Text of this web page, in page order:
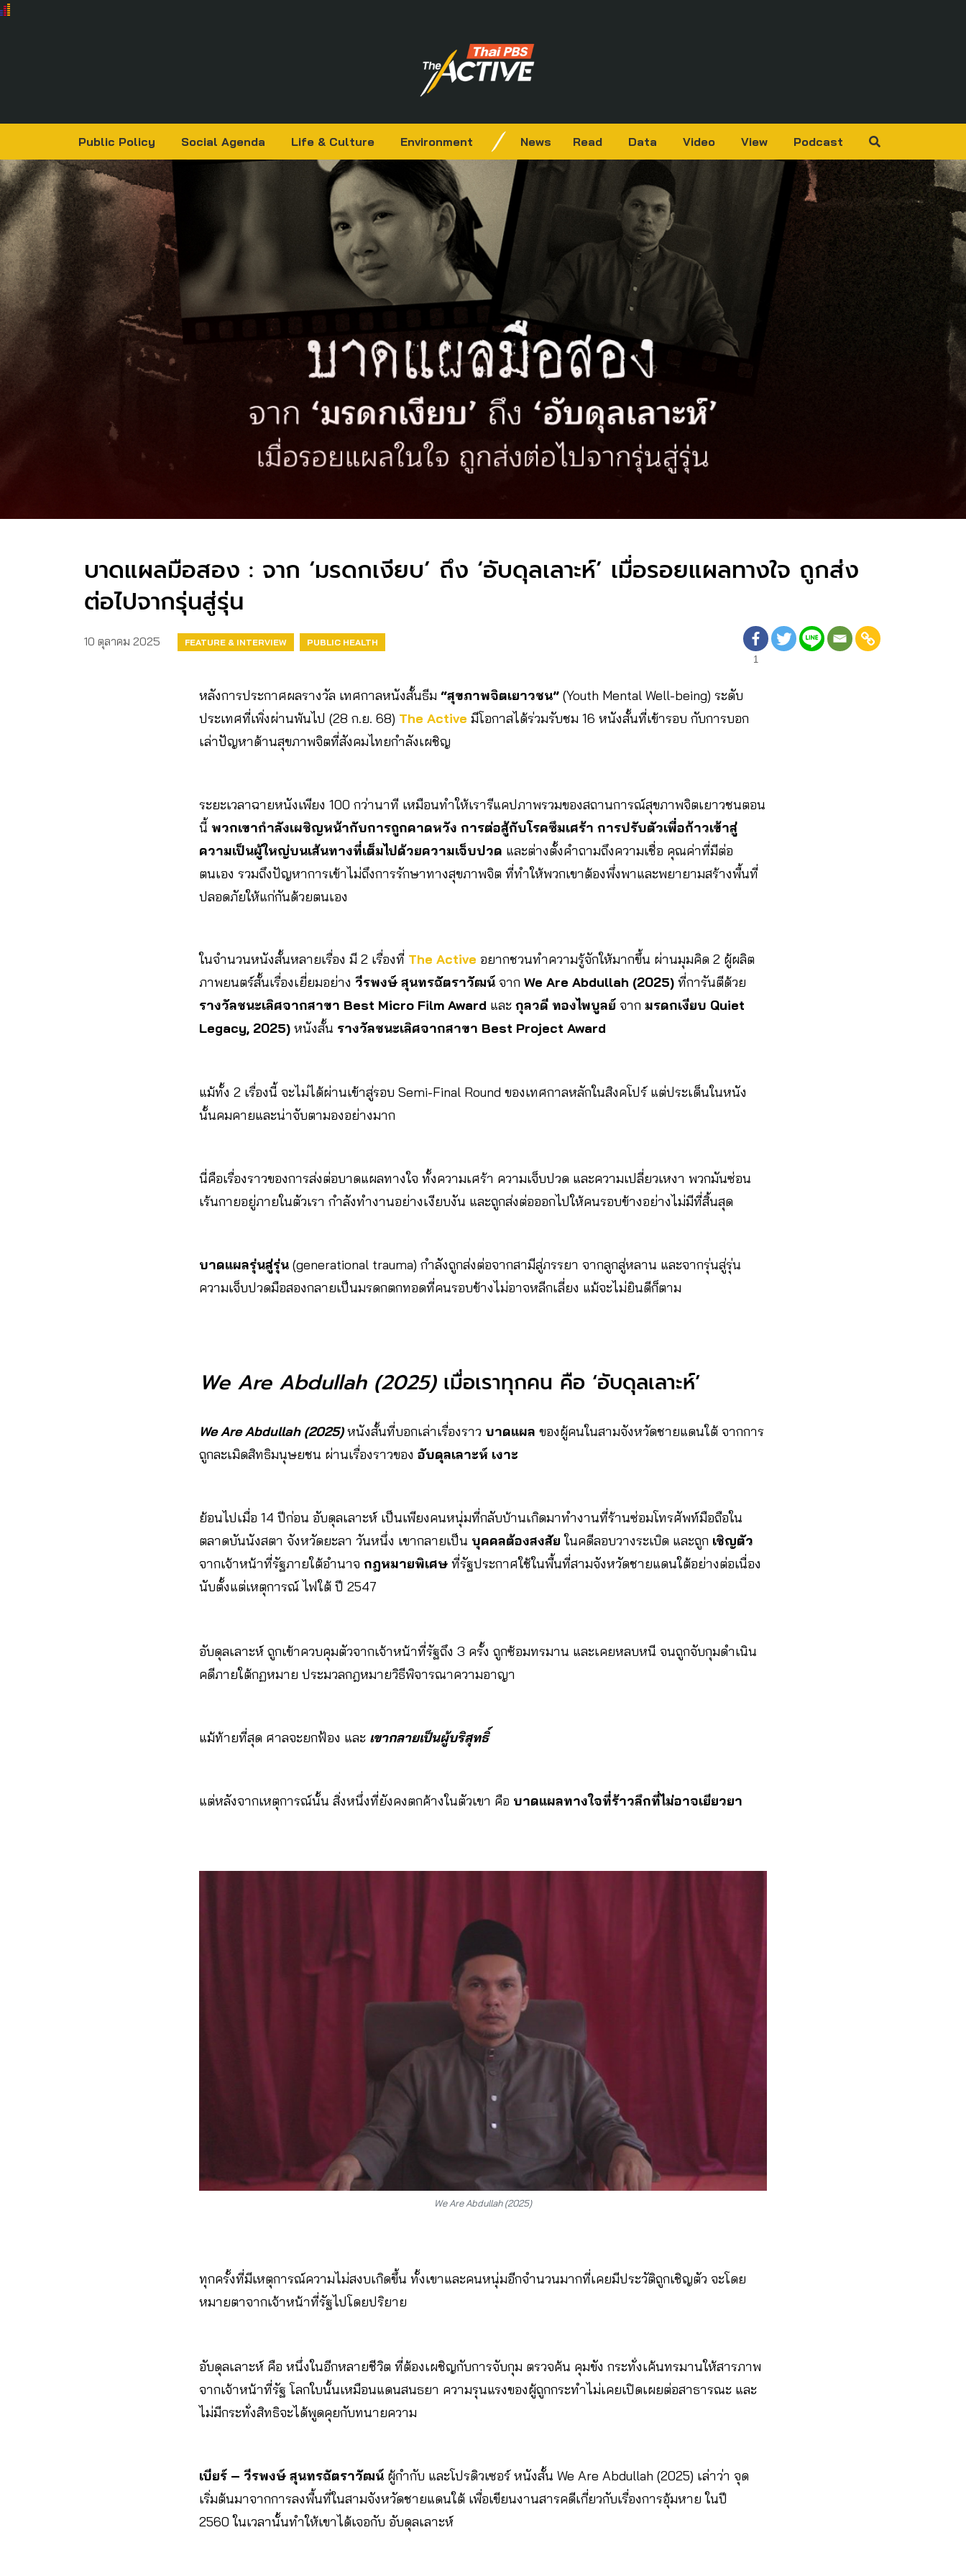
Public Policy Social Agenda Life & Culture Environment News Read Data Video View Podcast
บาดแผลมือสอง : จาก ‘มรดกเงียบ’ ถึง ‘อับดุลเลาะห์’ เมื่อรอยแผลทางใจ ถูกส่ง
ต่อไปจากรุ่นสู่รุ่น
10 ตุลาคม 2025 FEATURE & INTERVIEW
PUBLIC HEALTH
1
หลังการประกาศผลรางวัล เทศกาลหนังสั้นธีม “สุขภาพจิตเยาวชน” (Youth Mental Well-being) ระดับ
ประเทศที่เพิ่งผ่านพ้นไป (28 ก.ย. 68) The Active มีโอกาสได้ร่วมรับชม 16 หนังสั้นที่เข้ารอบ กับการบอก
เล่าปัญหาด้านสุขภาพจิตที่สังคมไทยกำลังเผชิญ
ระยะเวลาฉายหนังเพียง 100 กว่านาที เหมือนทำให้เรารีแคปภาพรวมของสถานการณ์สุขภาพจิตเยาวชนตอน
นี้ พวกเขากำลังเผชิญหน้ากับการถูกคาดหวัง การต่อสู้กับโรคซึมเศร้า การปรับตัวเพื่อก้าวเข้าสู่
ความเป็นผู้ใหญ่บนเส้นทางที่เต็มไปด้วยความเจ็บปวด และต่างตั้งคำถามถึงความเชื่อ คุณค่าที่มีต่อ
ตนเอง รวมถึงปัญหาการเข้าไม่ถึงการรักษาทางสุขภาพจิต ที่ทำให้พวกเขาต้องพึ่งพาและพยายามสร้างพื้นที่
ปลอดภัยให้แก่กันด้วยตนเอง
ในจำนวนหนังสั้นหลายเรื่อง มี 2 เรื่องที่ The Active อยากชวนทำความรู้จักให้มากขึ้น ผ่านมุมคิด 2 ผู้ผลิต
ภาพยนตร์สั้นเรื่องเยี่ยมอย่าง วีรพงษ์ สุนทรฉัตราวัฒน์ จาก We Are Abdullah (2025) ที่การันตีด้วย
รางวัลชนะเลิศจากสาขา Best Micro Film Award และ กุลวดี ทองไพบูลย์ จาก มรดกเงียบ Quiet
Legacy, 2025) หนังสั้น รางวัลชนะเลิศจากสาขา Best Project Award
แม้ทั้ง 2 เรื่องนี้ จะไม่ได้ผ่านเข้าสู่รอบ Semi-Final Round ของเทศกาลหลักในสิงคโปร์ แต่ประเด็นในหนัง
นั้นคมคายและน่าจับตามองอย่างมาก
นี่คือเรื่องราวของการส่งต่อบาดแผลทางใจ ทั้งความเศร้า ความเจ็บปวด และความเปลี่ยวเหงา พวกมันซ่อน
เร้นกายอยู่ภายในตัวเรา กำลังทำงานอย่างเงียบงัน และถูกส่งต่อออกไปให้คนรอบข้างอย่างไม่มีที่สิ้นสุด
บาดแผลรุ่นสู่รุ่น (generational trauma) กำลังถูกส่งต่อจากสามีสู่ภรรยา จากลูกสู่หลาน และจากรุ่นสู่รุ่น
ความเจ็บปวดมือสองกลายเป็นมรดกตกทอดที่คนรอบข้างไม่อาจหลีกเลี่ยง แม้จะไม่ยินดีก็ตาม
We Are Abdullah (2025)เมื่อเราทุกคน คือ ‘อับดุลเลาะห์’
We Are Abdullah (2025)หนังสั้นที่บอกเล่าเรื่องราว บาดแผล ของผู้คนในสามจังหวัดชายแดนใต้ จากการ
ถูกละเมิดสิทธิมนุษยชน ผ่านเรื่องราวของ อับดุลเลาะห์ เงาะ
ย้อนไปเมื่อ 14 ปีก่อน อับดุลเลาะห์ เป็นเพียงคนหนุ่มที่กลับบ้านเกิดมาทำงานที่ร้านซ่อมโทรศัพท์มือถือใน
ตลาดบันนังสตา จังหวัดยะลา วันหนึ่ง เขากลายเป็น บุคคลต้องสงสัย ในคดีลอบวางระเบิด และถูก เชิญตัว
จากเจ้าหน้าที่รัฐภายใต้อำนาจ กฎหมายพิเศษ ที่รัฐประกาศใช้ในพื้นที่สามจังหวัดชายแดนใต้อย่างต่อเนื่อง
นับตั้งแต่เหตุการณ์ ไฟใต้ ปี 2547
อับดุลเลาะห์ ถูกเข้าควบคุมตัวจากเจ้าหน้าที่รัฐถึง 3 ครั้ง ถูกซ้อมทรมาน และเคยหลบหนี จนถูกจับกุมดำเนิน
คดีภายใต้กฏหมาย ประมวลกฎหมายวิธีพิจารณาความอาญา
แม้ท้ายที่สุด ศาลจะยกฟ้อง และ เขากลายเป็นผู้บริสุทธิ์
แต่หลังจากเหตุการณ์นั้น สิ่งหนึ่งที่ยังคงตกค้างในตัวเขา คือ บาดแผลทางใจที่ร้าวลึกที่ไม่อาจเยียวยา
We Are Abdullah (2025)
ทุกครั้งที่มีเหตุการณ์ความไม่สงบเกิดขึ้น ทั้งเขาและคนหนุ่มอีกจำนวนมากที่เคยมีประวัติถูกเชิญตัว จะโดย
หมายตาจากเจ้าหน้าที่รัฐไปโดยปริยาย
อับดุลเลาะห์ คือ หนึ่งในอีกหลายชีวิต ที่ต้องเผชิญกับการจับกุม ตรวจค้น คุมขัง กระทั่งเค้นทรมานให้สารภาพ
จากเจ้าหน้าที่รัฐ โลกใบนั้นเหมือนแดนสนธยา ความรุนแรงของผู้ถูกกระทำไม่เคยเปิดเผยต่อสาธารณะ และ
ไม่มีกระทั่งสิทธิจะได้พูดคุยกับทนายความ
เบียร์ – วีรพงษ์ สุนทรฉัตราวัฒน์ ผู้กำกับ และโปรดิวเซอร์ หนังสั้น We Are Abdullah (2025) เล่าว่า จุด
เริ่มต้นมาจากการลงพื้นที่ในสามจังหวัดชายแดนใต้ เพื่อเขียนงานสารคดีเกี่ยวกับเรื่องการอุ้มหาย ในปี
2560 ในเวลานั้นทำให้เขาได้เจอกับ อับดุลเลาะห์